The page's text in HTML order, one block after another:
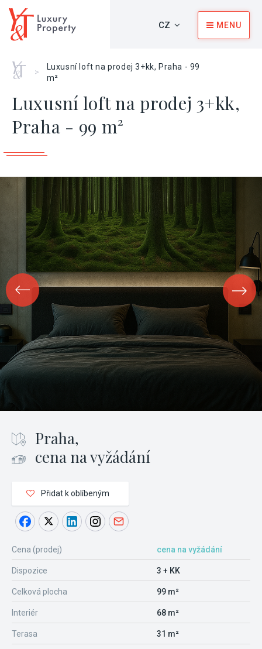
CZ MENU
Home
>
Luxusní loft na prodej 3+kk, Praha - 99
m²
Luxusní loft na prodej 3+kk,
Praha - 99 m²
Praha,
cena na vyžádání
Přidat k oblíbeným
Cena (prodej) cena na vyžádání
Dispozice 3 + KK
Celková plocha 99 m²
Interiér 68 m²
Terasa 31 m²